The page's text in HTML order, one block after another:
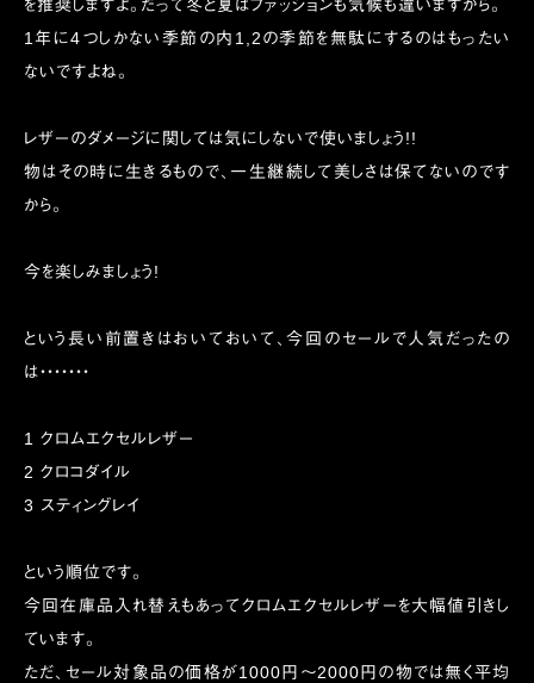
を推奨しますよ。だって冬と夏はファッションも気候も違いますから。
1年に4つしかない季節の内1,2の季節を無駄にするのはもったい
ないですよね。
レザーのダメージに関しては気にしないで使いましょう!!
物はその時に生きるもので、一生継続して美しさは保てないのです
から。
今を楽しみましょう!
という長い前置きはおいておいて、今回のセールで人気だったの
は・・・・・・・
1 クロムエクセルレザー
2 クロコダイル
3 スティングレイ
という順位です。
今回在庫品入れ替えもあってクロムエクセルレザーを大幅値引きし
ています。
ただ、セール対象品の価格が1000円〜2000円の物では無く平均